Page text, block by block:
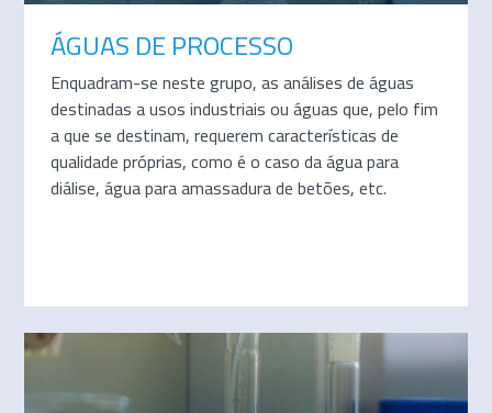
ÁGUAS DE PROCESSO
Enquadram-se neste grupo, as análises de águas
destinadas a usos industriais ou águas que, pelo fim
a que se destinam, requerem características de
qualidade próprias, como é o caso da água para
diálise, água para amassadura de betões, etc.